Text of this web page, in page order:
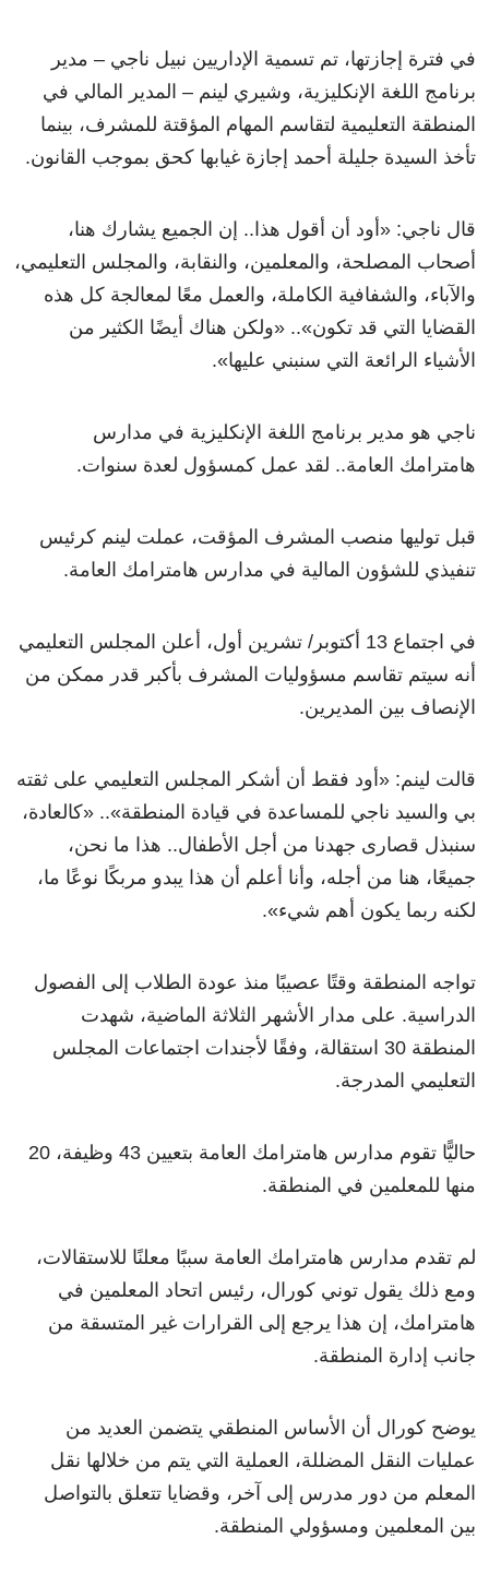
في فترة إجازتها، تم تسمية الإداريين نبيل ناجي – مدير
برنامج اللغة الإنكليزية، وشيري لينم – المدير المالي في
المنطقة التعليمية لتقاسم المهام المؤقتة للمشرف، بينما
تأخذ السيدة جليلة أحمد إجازة غيابها كحق بموجب القانون.
قال ناجي: «أود أن أقول هذا.. إن الجميع يشارك هنا،
أصحاب المصلحة، والمعلمين، والنقابة، والمجلس التعليمي،
والآباء، والشفافية الكاملة، والعمل معًا لمعالجة كل هذه
القضايا التي قد تكون».. «ولكن هناك أيضًا الكثير من
الأشياء الرائعة التي سنبني عليها».
ناجي هو مدير برنامج اللغة الإنكليزية في مدارس
هامترامك العامة.. لقد عمل كمسؤول لعدة سنوات.
قبل توليها منصب المشرف المؤقت، عملت لينم كرئيس
تنفيذي للشؤون المالية في مدارس هامترامك العامة.
في اجتماع 13 أكتوبر/ تشرين أول، أعلن المجلس التعليمي
أنه سيتم تقاسم مسؤوليات المشرف بأكبر قدر ممكن من
الإنصاف بين المديرين.
قالت لينم: «أود فقط أن أشكر المجلس التعليمي على ثقته
بي والسيد ناجي للمساعدة في قيادة المنطقة».. «كالعادة،
سنبذل قصارى جهدنا من أجل الأطفال.. هذا ما نحن،
جميعًا، هنا من أجله، وأنا أعلم أن هذا يبدو مربكًا نوعًا ما،
لكنه ربما يكون أهم شيء».
تواجه المنطقة وقتًا عصيبًا منذ عودة الطلاب إلى الفصول
الدراسية. على مدار الأشهر الثلاثة الماضية، شهدت
المنطقة 30 استقالة، وفقًا لأجندات اجتماعات المجلس
التعليمي المدرجة.
حاليًّا تقوم مدارس هامترامك العامة بتعيين 43 وظيفة، 20
منها للمعلمين في المنطقة.
لم تقدم مدارس هامترامك العامة سببًا معلنًا للاستقالات،
ومع ذلك يقول توني كورال، رئيس اتحاد المعلمين في
هامترامك، إن هذا يرجع إلى القرارات غير المتسقة من
جانب إدارة المنطقة.
يوضح كورال أن الأساس المنطقي يتضمن العديد من
عمليات النقل المضللة، العملية التي يتم من خلالها نقل
المعلم من دور مدرس إلى آخر، وقضايا تتعلق بالتواصل
بين المعلمين ومسؤولي المنطقة.